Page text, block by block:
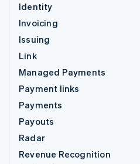
Identity
Invoicing
Issuing
Link
Managed Payments
Payment links
Payments
Payouts
Radar
Revenue Recognition